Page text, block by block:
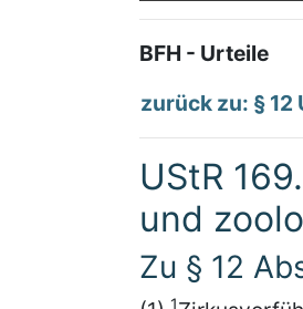
BFH - Urteile
zurück zu: § 12
UStR
und
Zu § 12
1